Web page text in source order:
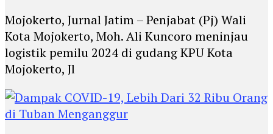
Mojokerto, Jurnal Jatim – Penjabat (Pj) Wali
Kota Mojokerto, Moh. Ali Kuncoro meninjau
logistik pemilu 2024 di gudang KPU Kota
Mojokerto, Jl